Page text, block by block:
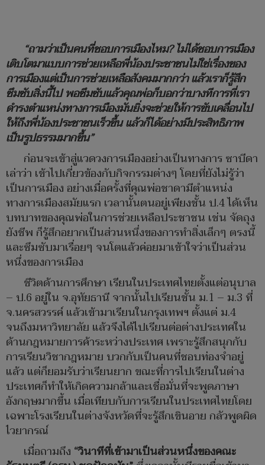
“ถามว่าเป็นคนที่ชอบการเมืองไหม? ไม่ได้ชอบการเมือง
เติบโตมาแบบการช่วยเหลือพี่น้องประชาชนไม่ใช่เรื่องของ
การเมืองแต่เป็นการช่วยเหลือสังคมมากกว่า แล้วเราก็รู้สึก
ซึมซับสิ่งนี้ไป พอซึมซับแล้วคุณพ่อก็บอกว่าบางทีการที่เรา
ดำรงตำแหน่งทางการเมืองมันยิ่งจะช่วยให้การขับเคลื่อนไป
ให้ถึงพี่น้องประชาชนเร็วขึ้น แล้วก็ได้อย่างมีประสิทธิภาพ
เป็นรูปธรรมมากขึ้น”
ก่อนจะเข้าสู่แวดวงการเมืองอย่างเป็นทางการ ซาบีดา
เล่าว่า เข้าไปเกี่ยวข้องกับกิจกรรมต่างๆ โดยที่ยังไม่รู้ว่า
เป็นการเมือง อย่างเมื่อครั้งที่คุณพ่อชาดามีตำแหน่ง
ทางการเมืองสมัยแรก เวลานั้นตนอยู่เพียงชั้น ป.4 ได้เห็น
บทบาทของคุณพ่อในการช่วยเหลือประชาชน เช่น จัดถุง
ยังชีพ ก็รู้สึกอยากเป็นส่วนหนึ่งของการทำสิ่งเล็กๆ ตรงนี้
และซึมซับมาเรื่อยๆ จนโตแล้วค่อยมาเข้าใจว่าเป็นส่วน
หนึ่งของการเมือง
ชีวิตด้านการศึกษา เรียนในประเทศไทยตั้งแต่อนุบาล
– ป.6 อยู่ใน จ.อุทัยธานี จากนั้นไปเรียนชั้น ม.1 – ม.3 ที่
จ.นครสวรรค์ แล้วเข้ามาเรียนในกรุงเทพฯ ตั้งแต่ ม.4
จนถึงมหาวิทยาลัย แล้วจึงได้ไปเรียนต่อต่างประเทศใน
ด้านกฎหมายการค้าระหว่างประเทศ เพราะรู้สึกสนุกกับ
การเรียนวิชากฎหมาย บวกกับเป็นคนที่ชอบท่องจำอยู่
แล้ว แต่ก็ยอมรับว่าเรียนยาก ขณะที่การไปเรียนในต่าง
ประเทศก็ทำให้เกิดความกล้าและเชื่อมั่นที่จะพูดภาษา
อังกฤษมากขึ้น เมื่อเทียบกับการเรียนในประเทศไทยโดย
เฉพาะโรงเรียนในต่างจังหวัดที่จะรู้สึกเขินอาย กลัวพูดผิด
ไวยากรณ์
เมื่อถามถึง “วินาทีที่เข้ามาเป็นส่วนหนึ่งของคณะ